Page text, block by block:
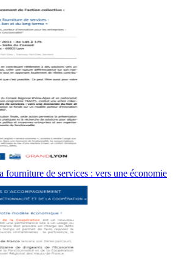
fourniture de services : vers une économie